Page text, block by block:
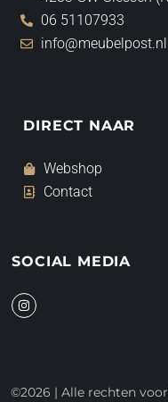
06 51107933
info@meubelpost.nl
DIRECT NAAR
Webshop
Contact
SOCIAL MEDIA
I
n
s
a
m
©2026 | Alle rechten